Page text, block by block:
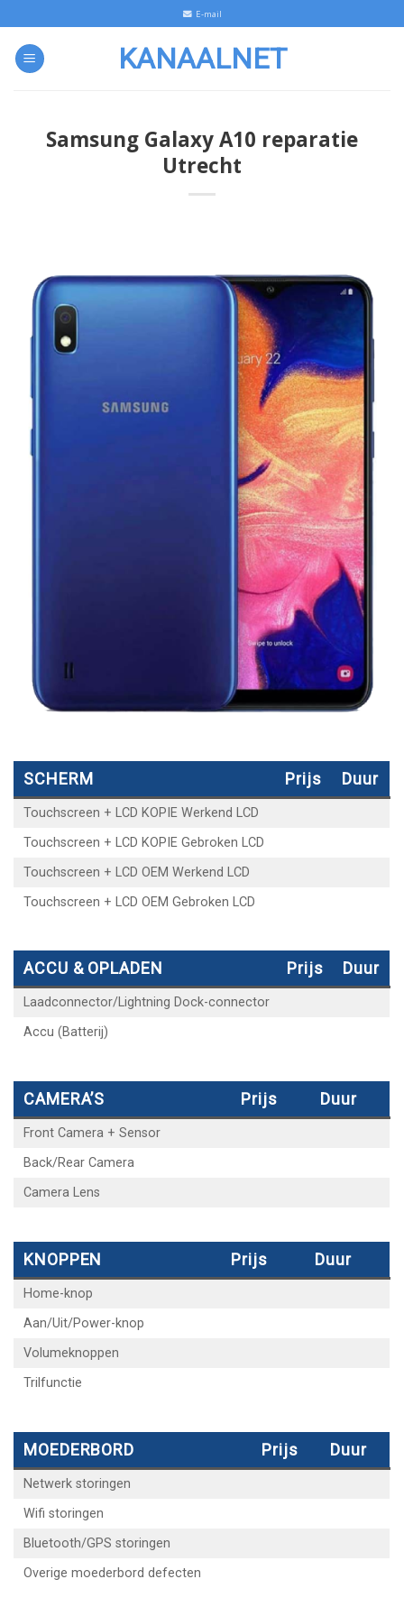
to
content
E-mail
KANAALNET
Samsung Galaxy A10 reparatie
Utrecht
SCHERM Prijs Duur
Touchscreen + LCD KOPIE Werkend LCD
Touchscreen + LCD KOPIE Gebroken LCD
Touchscreen + LCD OEM Werkend LCD
Touchscreen + LCD OEM Gebroken LCD
ACCU & OPLADEN Prijs Duur
Laadconnector/Lightning Dock-connector
Accu (Batterij)
CAMERA’S Prijs Duur
Front Camera + Sensor
Back/Rear Camera
Camera Lens
KNOPPEN Prijs Duur
Home-knop
Aan/Uit/Power-knop
Volumeknoppen
Trilfunctie
MOEDERBORD Prijs Duur
Netwerk storingen
Wifi storingen
Bluetooth/GPS storingen
Overige moederbord defecten